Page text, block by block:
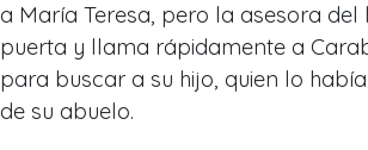
a María Teresa, pero la asesora
puerta y llama rápidamente a
para buscar a su hijo, quien lo
de su abuelo.